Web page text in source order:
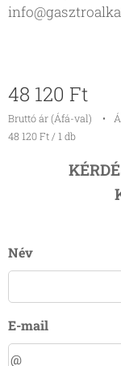
48 120 Ft
Bruttó ár (Áfá-val)
48 120 Ft / 1 db
Név
E-mail